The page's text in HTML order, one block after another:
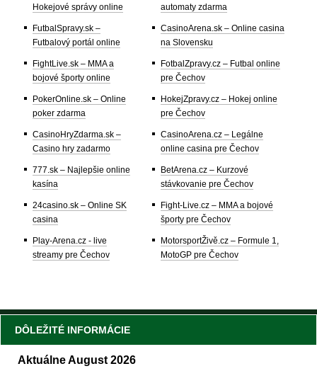
Hokejové správy online
FutbalSpravy.sk –
Futbalový portál online
FightLive.sk – MMA a
bojové športy online
PokerOnline.sk – Online
poker zdarma
CasinoHryZdarma.sk –
Casino hry zadarmo
777.sk – Najlepšie online
kasína
24casino.sk – Online SK
casina
Play-Arena.cz - live
streamy pre Čechov
automaty zdarma
CasinoArena.sk – Online casina
na Slovensku
FotbalZpravy.cz – Futbal online
pre Čechov
HokejZpravy.cz – Hokej online
pre Čechov
CasinoArena.cz – Legálne
online casina pre Čechov
BetArena.cz – Kurzové
stávkovanie pre Čechov
Fight-Live.cz – MMA a bojové
športy pre Čechov
MotorsportŽivě.cz – Formule 1,
MotoGP pre Čechov
DÔLEŽITÉ INFORMÁCIE
Aktuálne August 2026